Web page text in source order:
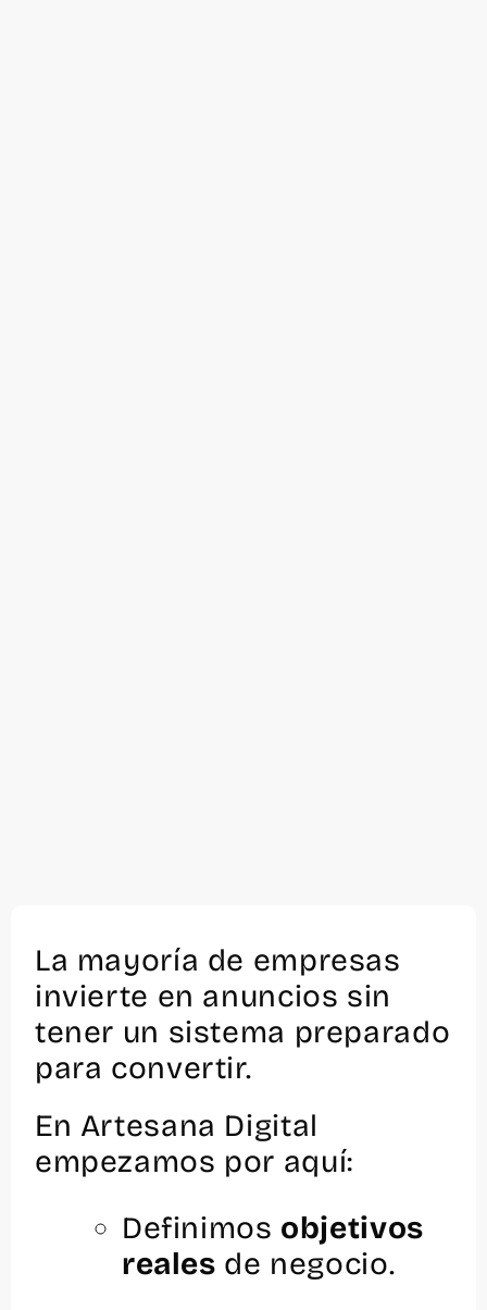
La mayoría de empresas
invierte en anuncios sin
tener un sistema preparado
para convertir.
En Artesana Digital
empezamos por aquí:
Definimos objetivos
reales de negocio.